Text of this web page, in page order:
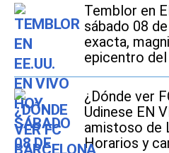
Temblor en
sábado 08
exacta,
epicentro
¿Dónde ver
Udinese EN
amistoso de
Horarios y